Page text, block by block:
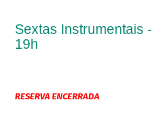
Sextas Instrumentais
19h
RESERVA ENCERRADA